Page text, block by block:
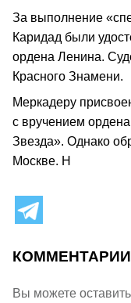
За выполнение
Каридад были
ордена Ленина.
Красного Знамени.
Меркадеру
с вручением
Звезда». Однако
Москве. H
КОММЕНТАРИИ
Вы можете